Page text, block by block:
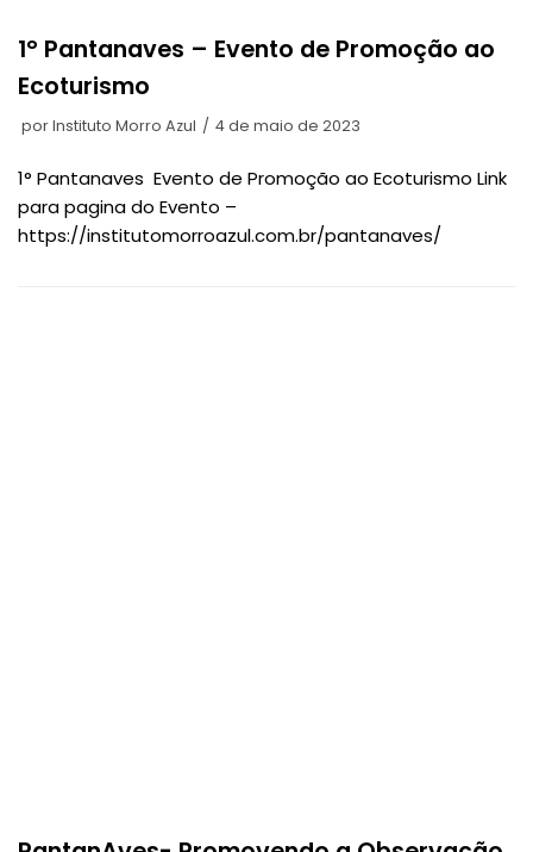
1° Pantanaves – Evento de Promoção ao
Ecoturismo
porInstituto Morro Azul 4 de maio de 2023
1° Pantanaves Evento de Promoção ao Ecoturismo Link
para pagina do Evento –
https://institutomorroazul.com.br/pantanaves/